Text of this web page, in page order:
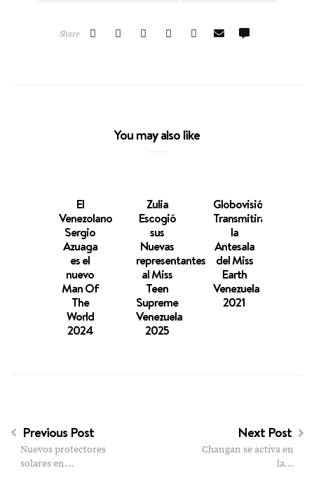
Share
You may also like
El
Venezolano
Sergio
Azuaga
es el
nuevo
Man Of
The
World
2024
Zulia
Escogió
sus
Nuevas
representantes
al Miss
Teen
Supreme
Venezuela
2025
Globovisión
Transmitirá
la
Antesala
del Miss
Earth
Venezuela
2021
Previous Post
Nuevos protectores
solares en…
Next Post
Changan se activa en
la…